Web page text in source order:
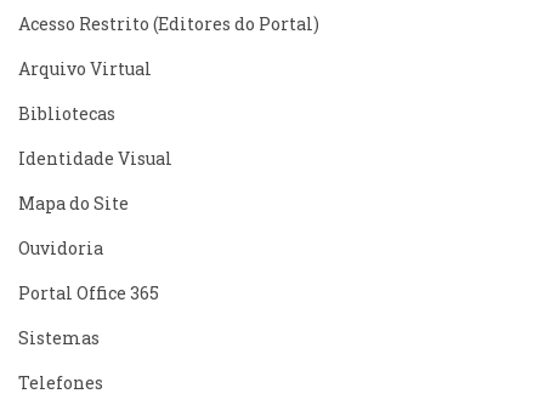
Acesso Restrito (Editores do Portal)
Arquivo Virtual
Bibliotecas
Identidade Visual
Mapa do Site
Ouvidoria
Portal Office 365
Sistemas
Telefones